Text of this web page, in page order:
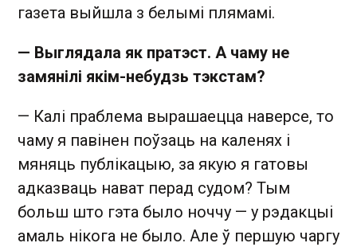
газета выйшла з белымі плямамі.
— Выглядала як пратэст. А чаму не
замянілі якім-небудзь тэкстам?
— Калі праблема вырашаецца наверсе, то
чаму я павінен поўзаць на каленях і
мяняць публікацыю, за якую я гатовы
адказваць нават перад судом? Тым
больш што гэта было ноччу — у рэдакцыі
амаль нікога не было. Але ў першую чаргу